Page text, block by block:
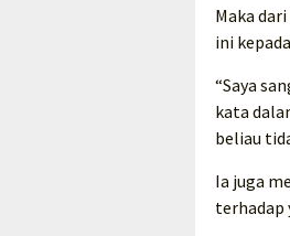
Maka
ini
“Saya
kata
beliau
Ia juga
terhadap